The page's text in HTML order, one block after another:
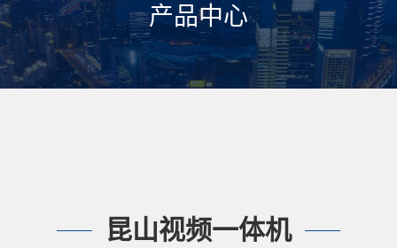
产品中心
昆山视频一体机